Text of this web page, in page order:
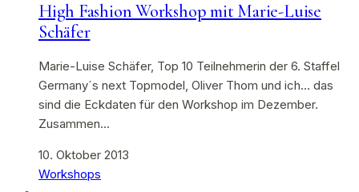
High Fashion Workshop mit Marie-Luise
Schäfer
Marie-Luise Schäfer, Top 10 Teilnehmerin der 6. Staffel
Germany´s next Topmodel, Oliver Thom und ich… das
sind die Eckdaten für den Workshop im Dezember.
Zusammen…
10. Oktober 2013
Workshops